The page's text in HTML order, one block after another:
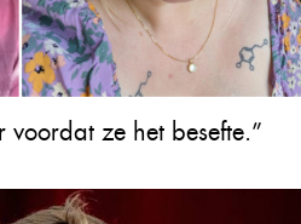
ze het besefte.”